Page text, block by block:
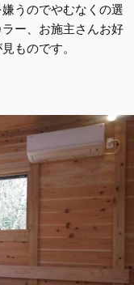
うのでやむなくの選
ー、お施主さんお好
ものです。